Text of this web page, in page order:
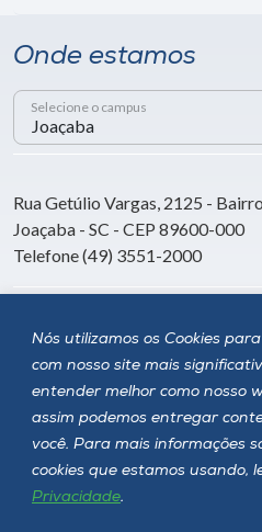
Nós utilizamos os Cookies
com nosso site mais
entender melhor como nosso
assim podemos entregar
você. Para mais informações
cookies que estamos usando,
Privacidade.
Onde estamos
Selecione o campus
Rua Getúlio Vargas, 2125 -
Joaçaba - SC - CEP 89600-000
Telefone (49) 3551-2000
Siga a Unoesc